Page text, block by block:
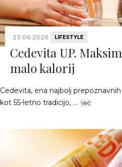
23.06.2026 LIFESTYLE
Cedevita UP.
malo kalorij
Cedevita, ena najbolj
kot 55-letno tradicijo, ... Več